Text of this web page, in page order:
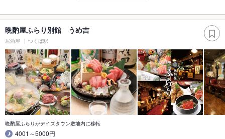
晩酌屋ふらり別館 うめ吉
居酒屋 つくば駅
晩酌屋ふらりがデイズタウン敷地内に移転
4001～5000円